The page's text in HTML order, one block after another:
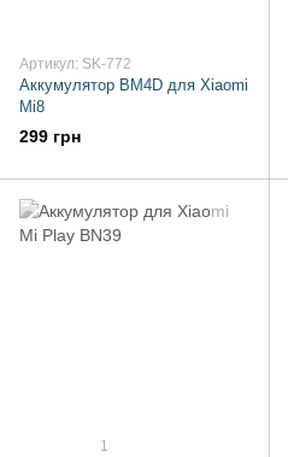
Артикул: SK-772
Аккумулятор BM4D для Xiaomi
Mi8
299 грн
1